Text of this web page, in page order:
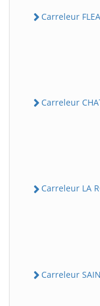
Carreleur
Carreleur
Carreleur LA
Carreleur